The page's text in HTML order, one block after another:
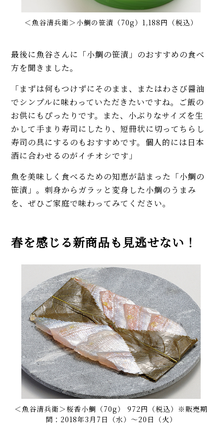
＜魚谷清兵衛＞小鯛の笹漬（70g）1,188円（税込）
最後に魚谷さんに「小鯛の笹漬」のおすすめの食べ
方を聞きました。
「まずは何もつけずにそのまま、またはわさび醤油
でシンプルに味わっていただきたいですね。ご飯の
お供にもぴったりです。また、小ぶりなサイズを生
かして手まり寿司にしたり、短冊状に切ってちらし
寿司の具にするのもおすすめです。個人的には日本
酒に合わせるのがイチオシです」
魚を美味しく食べるための知恵が詰まった「小鯛の
笹漬」。刺身からガラッと変身した小鯛のうまみ
を、ぜひご家庭で味わってみてください。
春を感じる新商品も見逃せない！
＜魚谷清兵衛＞桜香小鯛（70g） 972円（税込）※販売期
間：2018年3月7日（水）～20日（火）